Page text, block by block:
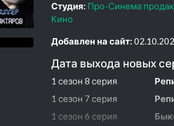
Студия: Про-Синема
Кино
Добавлен на сайт:
Дата выхода новых
1 сезон 8 серия
1 сезон 7 серия
1 сезон 6 серия